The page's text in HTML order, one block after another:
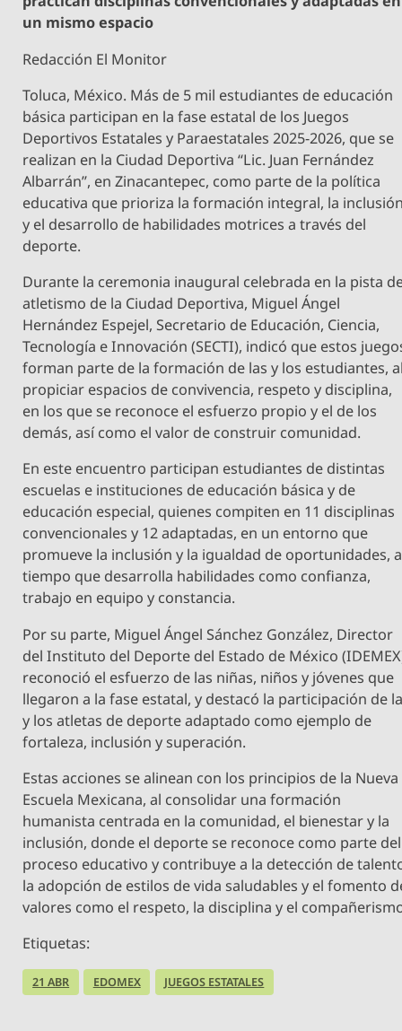
un mismo espacio
Redacción El Monitor
Toluca, México. Más de 5 mil estudiantes de educación
básica participan en la fase estatal de los Juegos
Deportivos Estatales y Paraestatales 2025-2026, que se
realizan en la Ciudad Deportiva “Lic. Juan Fernández
Albarrán”, en Zinacantepec, como parte de la política
educativa que prioriza la formación integral, la
y el desarrollo de habilidades motrices a través del
deporte.
Durante la ceremonia inaugural celebrada en la pista
atletismo de la Ciudad Deportiva, Miguel Ángel
Hernández Espejel, Secretario de Educación, Ciencia,
Tecnología e Innovación (SECTI), indicó que estos
forman parte de la formación de las y los estudiantes,
propiciar espacios de convivencia, respeto y disciplina,
en los que se reconoce el esfuerzo propio y el de los
demás, así como el valor de construir comunidad.
En este encuentro participan estudiantes de distintas
escuelas e instituciones de educación básica y de
educación especial, quienes compiten en 11 disciplinas
convencionales y 12 adaptadas, en un entorno que
promueve la inclusión y la igualdad de oportunidades,
tiempo que desarrolla habilidades como confianza,
trabajo en equipo y constancia.
Por su parte, Miguel Ángel Sánchez González, Director
del Instituto del Deporte del Estado de México
reconoció el esfuerzo de las niñas, niños y jóvenes que
llegaron a la fase estatal, y destacó la participación de
y los atletas de deporte adaptado como ejemplo de
fortaleza, inclusión y superación.
Estas acciones se alinean con los principios de la Nueva
Escuela Mexicana, al consolidar una formación
humanista centrada en la comunidad, el bienestar y la
inclusión, donde el deporte se reconoce como parte del
proceso educativo y contribuye a la detección de
la adopción de estilos de vida saludables y el fomento
valores como el respeto, la disciplina y el
Etiquetas:
21 ABR EDOMEX JUEGOS ESTATALES